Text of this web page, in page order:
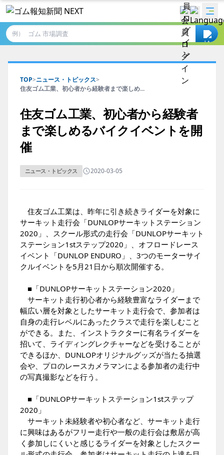
例）
TOP>ニュース・トピックス>
住友ゴム工業、初心者から経験者まで楽しめ...
住友ゴム工業、初心者から経験者
まで楽しめるバイクイベントを開
催
ニュース・トピックス 2020-03-05
住友ゴム工業は、昨年に引き続きライダーを対象に
サーキット走行会「DUNLOPサーキットステーション
2020」、スクール形式の走行会「DUNLOPサーキット
ステーション1stステップ2020」、オフロードレース
イベント「DUNLOP ENDURO」、3つのモーターサイ
クルイベントを5月21日から順次開催する。
■「DUNLOPサーキットステーション2020」
サーキット走行初心者から経験豊富なライダーまで
幅広い層を対象としたサーキット走行会で、参加者は
自身の走行レベルにあったクラスで走行を楽しむこと
ができる。また、インストラクターに有名ライダーを
招いて、ライディングレクチャーなどを受けることが
できるほか、DUNLOPオリジナルグッズが当たる抽選
会や、プロのレースカメラマンによる参加者の走行中
の写真撮影などを行う。
■「DUNLOPサーキットステーション1stステップ
2020」
サーキット未経験者や初心者など、サーキット走行
に興味はあるがフリー走行や一般の走行会は敷居が高
く参加しにくいと感じるライダーを対象としたスクー